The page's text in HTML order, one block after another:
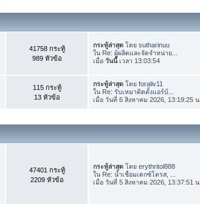
41758 กระทู้
989 หัวข้อ
กระทู้ล่าสุด โดยsutharinuu
ใน Re: ผู้ผลิตและจัดจำหน่าย...
เมื่อวันนี้เวลา 13:03:54
115 กระทู้
13 หัวข้อ
กระทู้ล่าสุด โดยforaliv11
ใน Re: รับเหมาติดตั้งแอร์บ้...
เมื่อ วันที่ 6 สิงหาคม 2026, 13:19:25 น.
47401 กระทู้
2209 หัวข้อ
กระทู้ล่าสุด โดยerythritol888
ใน Re: น้ำเชื่อมเดกซ์โตรส, ...
เมื่อ วันที่ 5 สิงหาคม 2026, 13:37:51 น.